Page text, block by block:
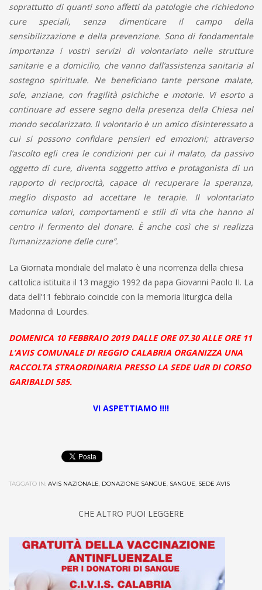
soprattutto di quanti sono affetti da patologie che richiedono
cure speciali, senza dimenticare il campo della
sensibilizzazione e della prevenzione. Sono di fondamentale
importanza i vostri servizi di volontariato nelle strutture
sanitarie e a domicilio, che vanno dall’assistenza sanitaria al
sostegno spirituale. Ne beneficiano tante persone malate,
sole, anziane, con fragilità psichiche e motorie. Vi esorto a
continuare ad essere segno della presenza della Chiesa nel
mondo secolarizzato. Il volontario è un amico disinteressato a
cui si possono confidare pensieri ed emozioni; attraverso
l’ascolto egli crea le condizioni per cui il malato, da passivo
oggetto di cure, diventa soggetto attivo e protagonista di un
rapporto di reciprocità, capace di recuperare la speranza,
meglio disposto ad accettare le terapie. Il volontariato
comunica valori, comportamenti e stili di vita che hanno al
centro il fermento del donare. È anche così che si realizza
l’umanizzazione delle cure”.
La Giornata mondiale del malato è una ricorrenza della chiesa
cattolica istituita il 13 maggio 1992 da papa Giovanni Paolo II. La
data dell’11 febbraio coincide con la memoria liturgica della
Madonna di Lourdes.
DOMENICA 10 FEBBRAIO 2019 DALLE ORE 07.30 ALLE ORE 11
L’AVIS COMUNALE DI REGGIO CALABRIA ORGANIZZA UNA
RACCOLTA STRAORDINARIA PRESSO LA SEDE UdR DI CORSO
GARIBALDI 585.
VI ASPETTIAMO !!!!
TAGGATO IN: AVIS NAZIONALE, DONAZIONE SANGUE, SANGUE, SEDE AVIS
CHE ALTRO PUOI LEGGERE